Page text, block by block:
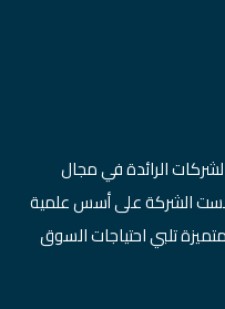
الرائدة في مجال
الشركة على أسس علمية
تلبي احتياجات السوق